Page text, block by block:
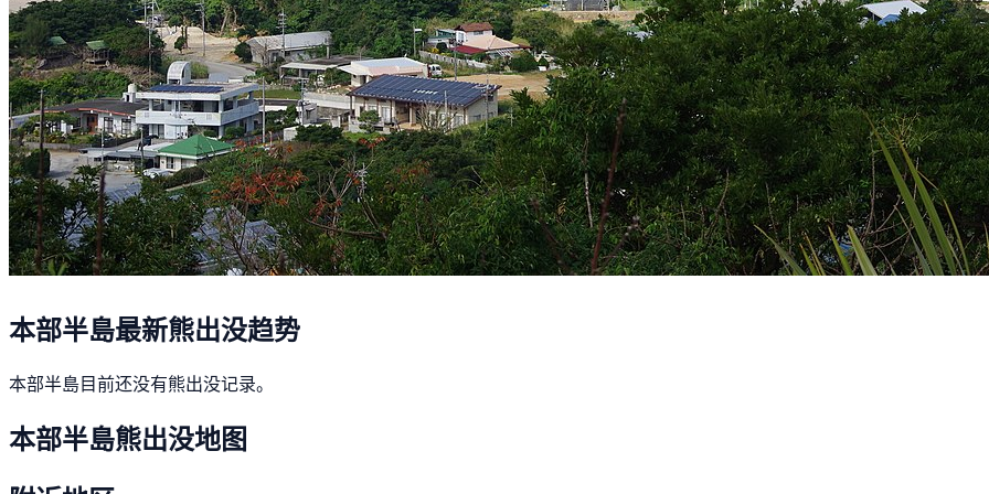
本部半島最新熊出没趋势
本部半島目前还没有熊出没记录。
本部半島熊出没地图